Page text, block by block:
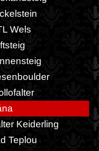
Wels
Keiderling
Teplou